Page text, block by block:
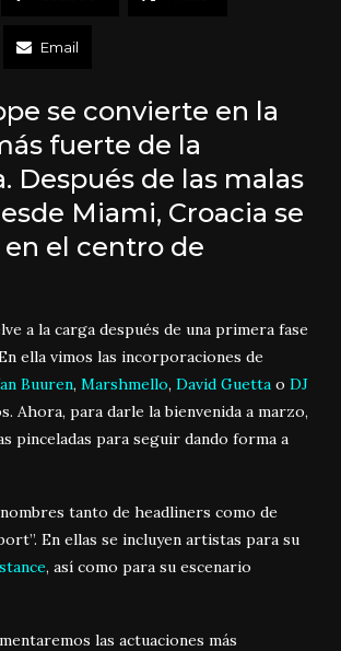
Email
se convierte en la
fuerte de la
Después de las malas
Miami, Croacia se
el centro de
a la carga después de una primera fase
ella vimos las incorporaciones de
Buuren, Marshmello, David Guetta o DJ
Ahora, para darle la bienvenida a marzo,
pinceladas para seguir dando forma a
tanto de headliners como de
En ellas se incluyen artistas para su
, así como para su escenario
las actuaciones más